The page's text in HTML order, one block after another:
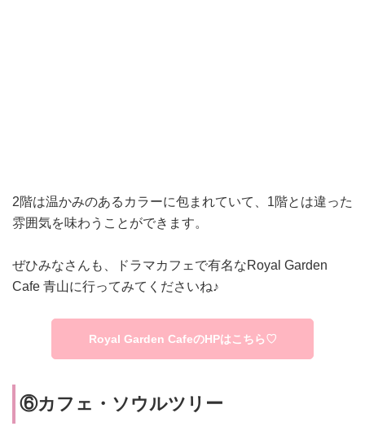
2階は温かみのあるカラーに包まれていて、1階とは違った
雰囲気を味わうことができます。
ぜひみなさんも、ドラマカフェで有名なRoyal Garden
Cafe 青山に行ってみてくださいね♪
Royal Garden CafeのHPはこちら♡
⑥カフェ・ソウルツリー